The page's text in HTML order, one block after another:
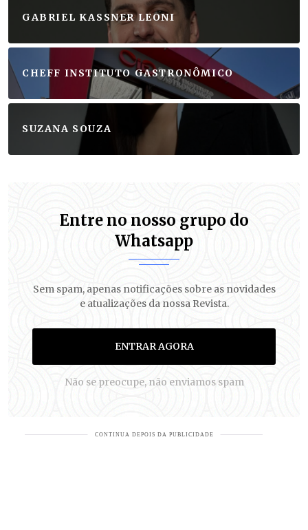
GABRIEL KASSNER LEONI
CHEFF INSTITUTO GASTRONÔMICO
SUZANA SOUZA
Entre no nosso grupo do
Whatsapp
Sem spam, apenas notificações sobre as novidades
e atualizações da nossa Revista.
ENTRAR AGORA
Não se preocupe, não enviamos spam